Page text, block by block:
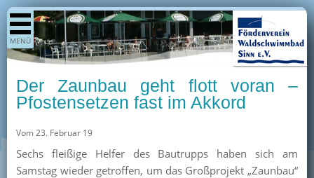
MENÜ
Shop
Aktuelles
Termine
/ Preise
Der Zaunbau geht flott voran –
Pfostensetzen fast im Akkord
Vom 23. Februar 19
Sechs fleißige Helfer des Bautrupps haben sich am
Samstag wieder getroffen, um das Großprojekt „Zaunbau“